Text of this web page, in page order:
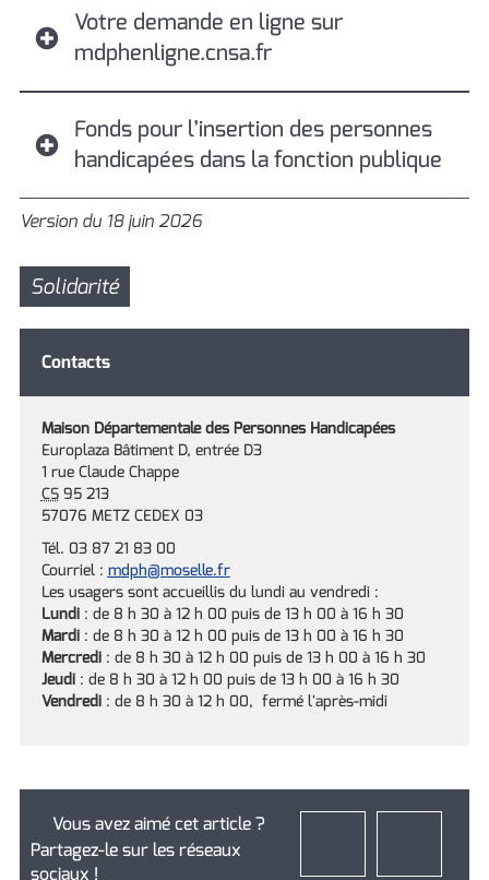
Votre demande en ligne sur
mdphenligne.cnsa.fr
Fonds pour l’insertion des personnes
handicapées dans la fonction publique
Version du 18 juin 2026
Solidarité
Contacts
Maison Départementale des Personnes Handicapées
Europlaza Bâtiment D, entrée D3
1 rue Claude Chappe
CS95 213
57076 METZ CEDEX 03
Tél. 03 87 21 83 00
Courriel : mdph@moselle.fr
Les usagers sont accueillis du lundi au vendredi :
Lundi: de 8 h 30 à 12 h 00 puis de 13 h 00 à 16 h 30
Mardi: de 8 h 30 à 12 h 00 puis de 13 h 00 à 16 h 30
Mercredi: de 8 h 30 à 12 h 00 puis de 13 h 00 à 16 h 30
Jeudi: de 8 h 30 à 12 h 00 puis de 13 h 00 à 16 h 30
Vendredi: de 8 h 30 à 12 h 00, fermé l'après-midi
Vous avez aimé cet article ?
Partagez-le sur les réseaux
sociaux !